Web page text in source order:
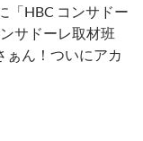
「HBC コンサドー
サドーレ取材班
ぁん！ついにアカ